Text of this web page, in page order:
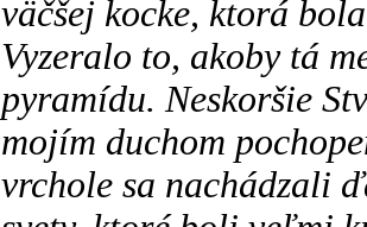
väčšej kocke, ktorá
Vyzeralo to, akoby tá
pyramídu. Neskoršie
mojím duchom
vrchole sa nachádzali